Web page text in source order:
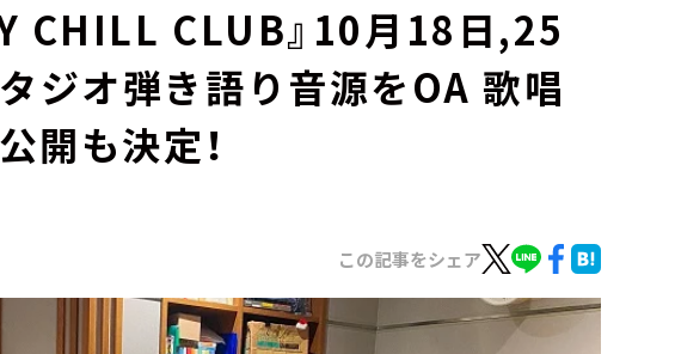
CHILL CLUB』10月18日,25
ジオ弾き語り音源をOA 歌唱
開も決定！
この記事をシェア